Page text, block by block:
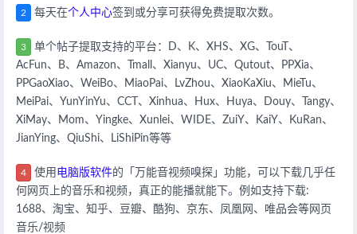
2 每天在个人中心签到或分享可获得免费提取次数。
3 单个帖子提取支持的平台：
D、K、XHS、XG、TouT、
AcFun、B、Amazon、Tmall、Xianyu、UC、Qutout、PPXia、
PPGaoXiao、WeiBo、MiaoPai、LvZhou、XiaoKaXiu、MieTu、
MeiPai、YunYinYu、CCT、Xinhua、Hux、Huya、Douy、Tangy、
XiMay、Mom、Yingke、Xunlei、WIDE、ZuiY、KaiY、KuRan、
JianYing、QiuShi、LiShiPin等等
4 使用 电脑版软件的「万能音视频嗅探」功能，可以下载几乎任
何网页上的音乐和视频，真正的能播就能下。例如支持下载:
1688、淘宝、知乎、豆瓣、酷狗、京东、凤凰网、唯品会等网页
音乐/视频